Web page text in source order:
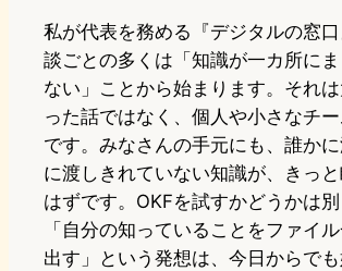
私が代表を務める『デジタルの窓
談ごとの多くは「知識が一カ所に
ない」ことから始まります。それ
った話ではなく、個人や小さなチ
です。みなさんの手元にも、誰か
に渡しきれていない知識が、きっ
はずです。OKFを試すかどうかは別
「自分の知っていることをファイ
出す」という発想は、今日からで